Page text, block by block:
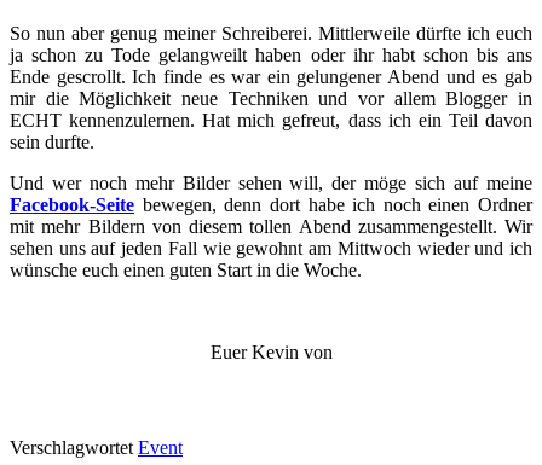
So nun aber genug meiner Schreiberei. Mittlerweile dürfte ich euch
ja schon zu Tode gelangweilt haben oder ihr habt schon bis ans
Ende gescrollt. Ich finde es war ein gelungener Abend und es gab
mir die Möglichkeit neue Techniken und vor allem Blogger in
ECHT kennenzulernen. Hat mich gefreut, dass ich ein Teil davon
sein durfte.
Und wer noch mehr Bilder sehen will, der möge sich auf meine
Facebook-Seite bewegen, denn dort habe ich noch einen Ordner
mit mehr Bildern von diesem tollen Abend zusammengestellt. Wir
sehen uns auf jeden Fall wie gewohnt am Mittwoch wieder und ich
wünsche euch einen guten Start in die Woche.
Euer Kevin von
Verschlagwortet Event